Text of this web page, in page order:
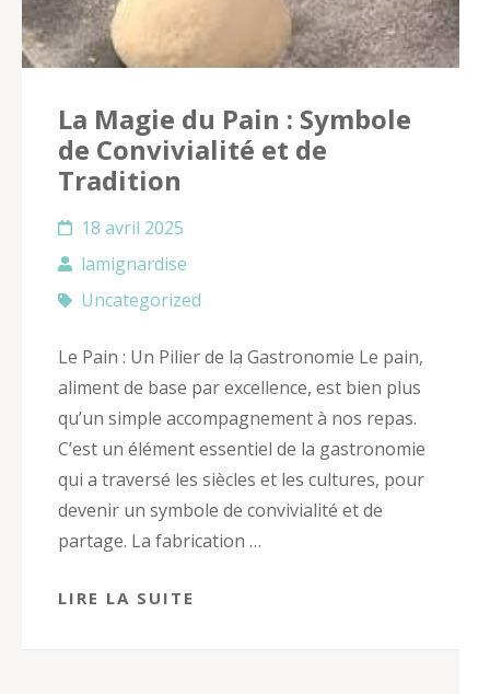
La Magie du Pain : Symbole
de Convivialité et de
Tradition
18 avril 2025
lamignardise
Uncategorized
Le Pain : Un Pilier de la Gastronomie Le pain,
aliment de base par excellence, est bien plus
qu’un simple accompagnement à nos repas.
C’est un élément essentiel de la gastronomie
qui a traversé les siècles et les cultures, pour
devenir un symbole de convivialité et de
partage. La fabrication …
LIRE LA SUITE